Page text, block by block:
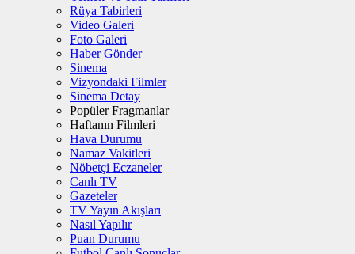
Rüya Tabirleri
Video Galeri
Foto Galeri
Haber Gönder
Sinema
Vizyondaki Filmler
Sinema Detay
Popüler Fragmanlar
Haftanın Filmleri
Hava Durumu
Namaz Vakitleri
Nöbetçi Eczaneler
Canlı TV
Gazeteler
TV Yayın Akışları
Nasıl Yapılır
Puan Durumu